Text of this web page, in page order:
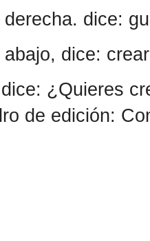
dice:
dice:
¿Quieres
de edición: